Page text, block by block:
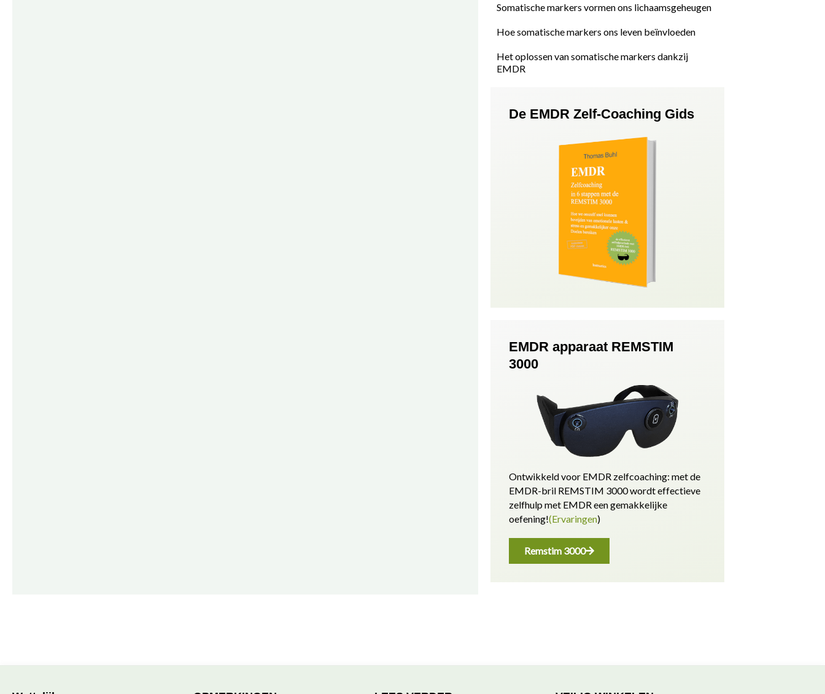
Somatische markers vormen ons lichaamsgeheugen
Hoe somatische markers ons leven beïnvloeden
Het oplossen van somatische markers dankzij
EMDR
De EMDR Zelf-Coaching Gids
EMDR apparaat REMSTIM
3000
Ontwikkeld voor EMDR zelfcoaching: met de
EMDR-bril REMSTIM 3000 wordt effectieve
zelfhulp met EMDR een gemakkelijke
oefening!(Ervaringen)
Remstim 3000